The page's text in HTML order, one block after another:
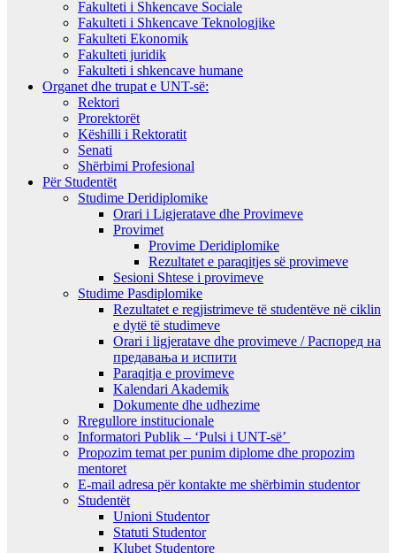
Fakulteti i Shkencave Sociale
Fakulteti i Shkencave Teknologjike
Fakulteti Ekonomik
Fakulteti juridik
Fakulteti i shkencave humane
Organet dhe trupat e UNT-së:
Rektori
Prorektorët
Këshilli i Rektoratit
Senati
Shërbimi Profesional
Për Studentët
Studime Deridiplomike
Orari i Ligjeratave dhe Provimeve
Provimet
Provime Deridiplomike
Rezultatet e paraqitjes së provimeve
Sesioni Shtese i provimeve
Studime Pasdiplomike
Rezultatet e regjistrimeve të studentëve në ciklin
e dytë të studimeve
Orari i ligjeratave dhe provimeve / Распоред на
предавањa и испити
Paraqitja e provimeve
Kalendari Akademik
Dokumente dhe udhezime
Rregullore institucionale
Informatori Publik – ‘Pulsi i UNT-së’
Propozim temat per punim diplome dhe propozim
mentoret
E-mail adresa për kontakte me shërbimin studentor
Studentët
Unioni Studentor
Statuti Studentor
Klubet Studentore